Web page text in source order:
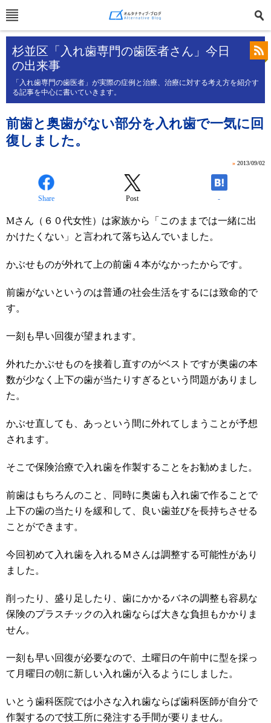
杉並区「入れ歯専門の歯医者さん」今日
の出来事
「入れ歯専門の歯医者」が実際の症例と治療、治療に対する考え方を紹介す
る記事を中心に書いていきます。
前歯と奥歯がない部分を入れ歯で一気に回
復しました。
» 2013/09/02
Share Post -
Mさん（６０代女性）は家族から「このままでは一緒に出
かけたくない」と言われて落ち込んでいました。
かぶせものが外れて上の前歯４本がなかったからです。
前歯がないというのは普通の社会生活をするには致命的で
す。
一刻も早い回復が望まれます。
外れたかぶせものを接着し直すのがベストですが奥歯の本
数が少なく上下の歯が当たりすぎるという問題がありまし
た。
かぶせ直しても、あっという間に外れてしまうことが予想
されます。
そこで保険治療で入れ歯を作製することをお勧めました。
前歯はもちろんのこと、同時に奥歯も入れ歯で作ることで
上下の歯の当たりを緩和して、良い歯並びを長持ちさせる
ことができます。
今回初めて入れ歯を入れるＭさんは調整する可能性があり
ました。
削ったり、盛り足したり、歯にかかるバネの調整も容易な
保険のプラスチックの入れ歯ならば大きな負担もかかりま
せん。
一刻も早い回復が必要なので、土曜日の午前中に型を採っ
て月曜日の朝に新しい入れ歯が入るようにしました。
いとう歯科医院では小さな入れ歯ならば歯科医師が自分で
作製するので技工所に発注する手間が要りません。